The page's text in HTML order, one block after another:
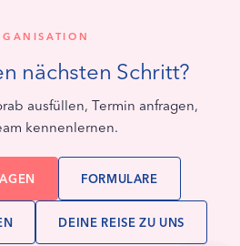
nächsten Schritt?
ausfüllen, Termin anfragen,
kennenlernen.
FORMULARE
DEINE REISE ZU UNS